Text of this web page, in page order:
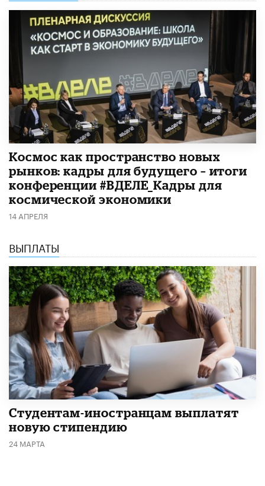
Космос как пространство новых
рынков: кадры для будущего – итоги
конференции #ВДЕЛЕ_Кадры для
космической экономики
14 АПРЕЛЯ
ВЫПЛАТЫ
Студентам-иностранцам выплатят
новую стипендию
24 МАРТА